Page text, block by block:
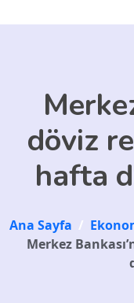
döviz
hafta
Ana Sayfa /
Merkez